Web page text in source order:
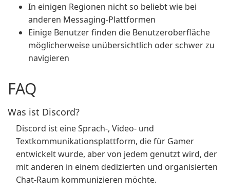
In einigen Regionen nicht so beliebt wie bei
anderen Messaging-Plattformen
Einige Benutzer finden die Benutzeroberfläche
möglicherweise unübersichtlich oder schwer zu
navigieren
FAQ
Was ist Discord?
Discord ist eine Sprach-, Video- und
Textkommunikationsplattform, die für Gamer
entwickelt wurde, aber von jedem genutzt wird, der
mit anderen in einem dedizierten und organisierten
Chat-Raum kommunizieren möchte.